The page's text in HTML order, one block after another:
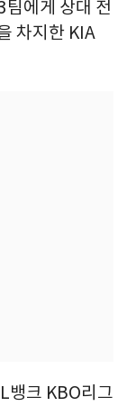
에게 상대 전
차지한 KIA
뱅크 KBO리그